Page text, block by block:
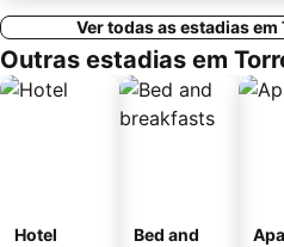
Ver todas as estadias
Outras estadias em
Hotel
Bed and